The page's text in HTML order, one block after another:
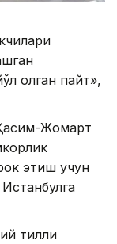
олган пайт»,
Жомарт
этиш учун
тилли